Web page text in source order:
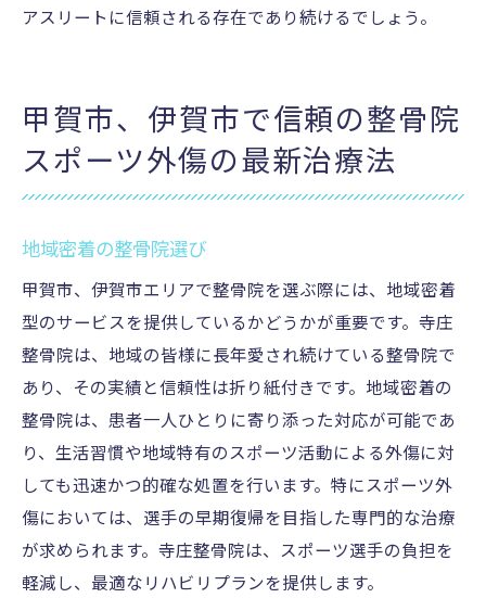
アスリートに信頼される存在であり続けるでしょう。
甲賀市、伊賀市で信頼の整骨院
スポーツ外傷の最新治療法
地域密着の整骨院選び
甲賀市、伊賀市エリアで整骨院を選ぶ際には、地域密着
型のサービスを提供しているかどうかが重要です。寺庄
整骨院は、地域の皆様に長年愛され続けている整骨院で
あり、その実績と信頼性は折り紙付きです。地域密着の
整骨院は、患者一人ひとりに寄り添った対応が可能であ
り、生活習慣や地域特有のスポーツ活動による外傷に対
しても迅速かつ的確な処置を行います。特にスポーツ外
傷においては、選手の早期復帰を目指した専門的な治療
が求められます。寺庄整骨院は、スポーツ選手の負担を
軽減し、最適なリハビリプランを提供します。